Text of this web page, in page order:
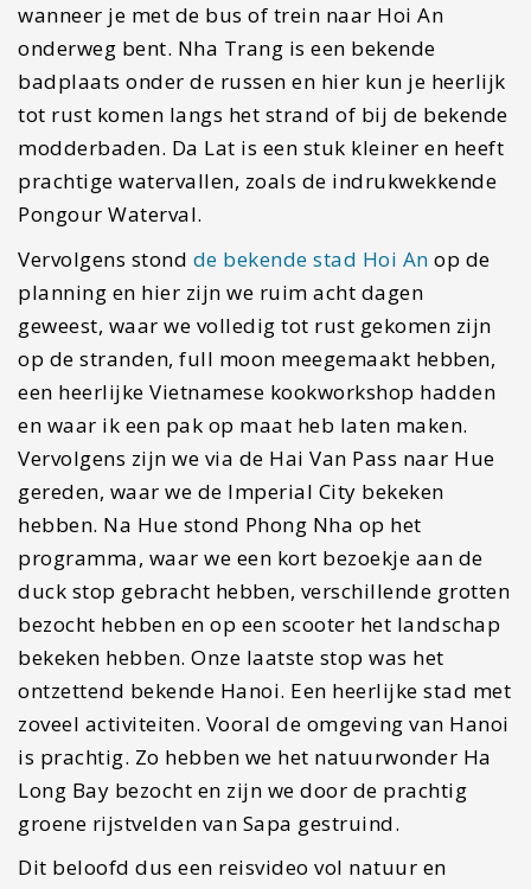
wanneer je met de bus of trein naar Hoi An
onderweg bent. Nha Trang is een bekende
badplaats onder de russen en hier kun je heerlijk
tot rust komen langs het strand of bij de bekende
modderbaden. Da Lat is een stuk kleiner en heeft
prachtige watervallen, zoals de indrukwekkende
Pongour Waterval.
Vervolgens stond de bekende stad Hoi An op de
planning en hier zijn we ruim acht dagen
geweest, waar we volledig tot rust gekomen zijn
op de stranden, full moon meegemaakt hebben,
een heerlijke Vietnamese kookworkshop hadden
en waar ik een pak op maat heb laten maken.
Vervolgens zijn we via de Hai Van Pass naar Hue
gereden, waar we de Imperial City bekeken
hebben. Na Hue stond Phong Nha op het
programma, waar we een kort bezoekje aan de
duck stop gebracht hebben, verschillende grotten
bezocht hebben en op een scooter het landschap
bekeken hebben. Onze laatste stop was het
ontzettend bekende Hanoi. Een heerlijke stad met
zoveel activiteiten. Vooral de omgeving van Hanoi
is prachtig. Zo hebben we het natuurwonder Ha
Long Bay bezocht en zijn we door de prachtig
groene rijstvelden van Sapa gestruind.
Dit beloofd dus een reisvideo vol natuur en